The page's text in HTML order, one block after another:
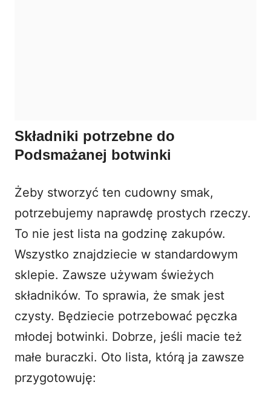
Składniki potrzebne do
Podsmażanej botwinki
Żeby stworzyć ten cudowny smak,
potrzebujemy naprawdę prostych rzeczy.
To nie jest lista na godzinę zakupów.
Wszystko znajdziecie w standardowym
sklepie. Zawsze używam świeżych
składników. To sprawia, że smak jest
czysty. Będziecie potrzebować pęczka
młodej botwinki. Dobrze, jeśli macie też
małe buraczki. Oto lista, którą ja zawsze
przygotowuję: